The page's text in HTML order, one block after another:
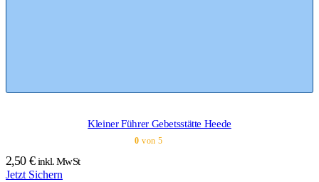
Kleiner Führer Gebetsstätte Heede
0 von 5
2,50 € inkl. MwSt
Jetzt Sichern